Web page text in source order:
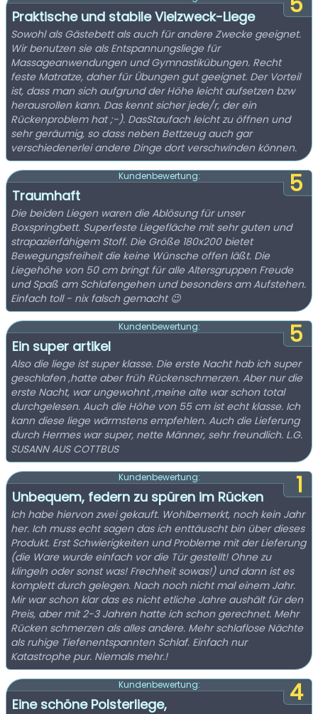
Praktische und stabile Vielzweck-Liege
Sowohl als Gästebett als auch für andere Zwecke geeignet.
Wir benutzen sie als Entspannungsliege für
Massageanwendungen und Gymnastikübungen. Recht
feste Matratze, daher für Übungen gut geeignet. Der Vorteil
ist, dass man sich aufgrund der Höhe leicht aufsetzen bzw
herausrollen kann. Das kennt sicher jede/r, der ein
Rückenproblem hat ;-). DasStaufach leicht zu öffnen und
sehr geräumig, so dass neben Bettzeug auch gar
verschiedenerlei andere Dinge dort verschwinden können.
5
Kundenbewertung:
Traumhaft
Die beiden Liegen waren die Ablösung für unser
Boxspringbett. Superfeste Liegefläche mit sehr guten und
strapazierfähigem Stoff. Die Größe 180x200 bietet
Bewegungsfreiheit die keine Wünsche offen läßt. Die
Liegehöhe von 50 cm bringt für alle Altersgruppen Freude
und Spaß am Schlafengehen und besonders am Aufstehen.
Einfach toll - nix falsch gemacht 😉
5
Kundenbewertung:
Ein super artikel
Also die liege ist super klasse. Die erste Nacht hab ich super
geschlafen ,hatte aber früh Rückenschmerzen. Aber nur die
erste Nacht, war ungewohnt ,meine alte war schon total
durchgelesen. Auch die Höhe von 55 cm ist echt klasse. Ich
kann diese liege wärmstens empfehlen. Auch die Lieferung
durch Hermes war super, nette Männer, sehr freundlich. L.G.
SUSANN AUS COTTBUS
1
Kundenbewertung:
Unbequem, federn zu spüren im Rücken
Ich habe hiervon zwei gekauft. Wohlbemerkt, noch kein Jahr
her. Ich muss echt sagen das ich enttäuscht bin über dieses
Produkt. Erst Schwierigkeiten und Probleme mit der Lieferung
(die Ware wurde einfach vor die Tür gestellt! Ohne zu
klingeln oder sonst was! Frechheit sowas!) und dann ist es
komplett durch gelegen. Nach noch nicht mal einem Jahr.
Mir war schon klar das es nicht etliche Jahre aushält für den
Preis, aber mit 2-3 Jahren hatte ich schon gerechnet. Mehr
Rücken schmerzen als alles andere. Mehr schlaflose Nächte
als ruhige Tiefenentspannten Schlaf. Einfach nur
Katastrophe pur. Niemals mehr.!
4
Kundenbewertung:
Eine schöne Polsterliege,